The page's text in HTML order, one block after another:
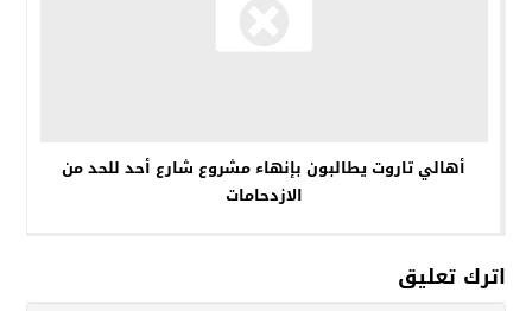
أهالي تاروت يطالبون بإنهاء مشروع شارع أحد للحد من
الازدحامات
اترك تعليق